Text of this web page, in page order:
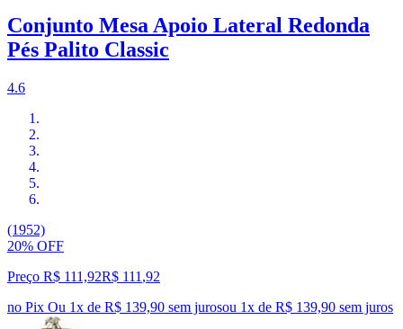
Conjunto Mesa Apoio Lateral Redonda
Pés Palito Classic
4.6
(1952)
20% OFF
Preço R$ 111,92R$ 111 ,92
no Pix Ou 1x de R$ 139,90 sem jurosou 1x de R$ 139,90 sem juros